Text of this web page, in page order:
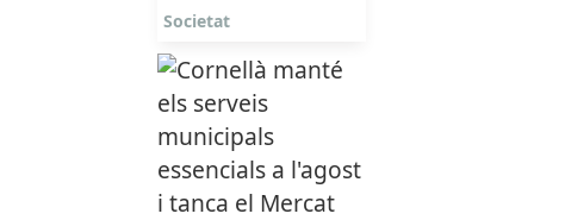
Societat